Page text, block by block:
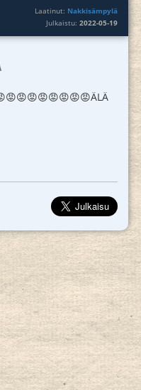
Laatinut: Nakkisämpylä
Julkaistu:2022-05-19